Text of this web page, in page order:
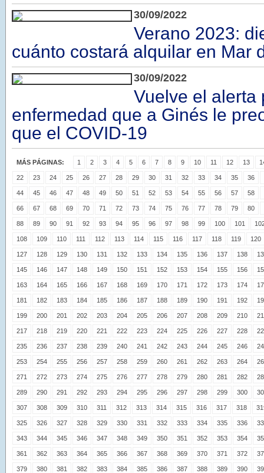
30/09/2022
Verano 2023:
cuánto costará alquilar en Mar
30/09/2022
Vuelve el alerta
enfermedad que a Ginés le
que el COVID-19
MÁS PÁGINAS: 1 2 3 4 5 6 7 8 9 10 11 12 13
22 23 24 25 26 27 28 29 30 31 32 33 34 35 36
44 45 46 47 48 49 50 51 52 53 54 55 56 57 58
66 67 68 69 70 71 72 73 74 75 76 77 78 79 80
88 89 90 91 92 93 94 95 96 97 98 99 100 101
108 109 110 111 112 113 114 115 116 117 118 119 120
127 128 129 130 131 132 133 134 135 136 137 138
145 146 147 148 149 150 151 152 153 154 155 156
163 164 165 166 167 168 169 170 171 172 173 174
181 182 183 184 185 186 187 188 189 190 191 192
199 200 201 202 203 204 205 206 207 208 209 210
217 218 219 220 221 222 223 224 225 226 227 228
235 236 237 238 239 240 241 242 243 244 245 246
253 254 255 256 257 258 259 260 261 262 263 264
271 272 273 274 275 276 277 278 279 280 281 282
289 290 291 292 293 294 295 296 297 298 299 300
307 308 309 310 311 312 313 314 315 316 317 318
325 326 327 328 329 330 331 332 333 334 335 336
343 344 345 346 347 348 349 350 351 352 353 354
361 362 363 364 365 366 367 368 369 370 371 372
379 380 381 382 383 384 385 386 387 388 389 390